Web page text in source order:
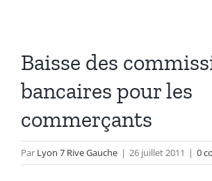
Baisse des
bancaires pour les
commerçants
Par Lyon 7 Rive Gauche | 26 juillet 2011 | 0